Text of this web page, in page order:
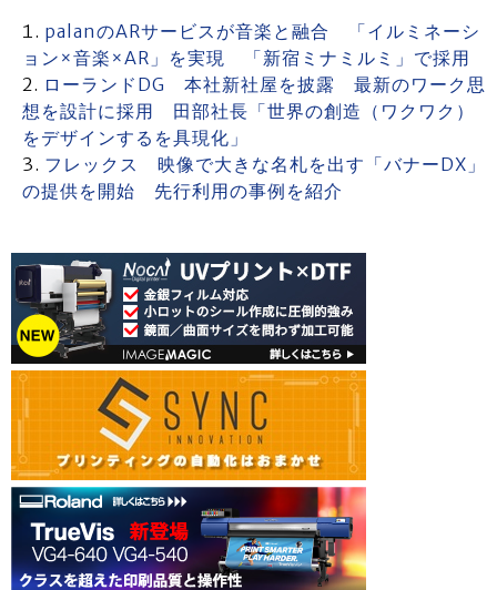
palanのARサービスが音楽と融合 「イルミネーシ
ョン×音楽×AR」を実現 「新宿ミナミルミ」で採用
ローランドDG 本社新社屋を披露 最新のワーク思
想を設計に採用 田部社長「世界の創造（ワクワク）
をデザインするを具現化」
フレックス 映像で大きな名札を出す「バナーDX」
の提供を開始 先行利用の事例を紹介